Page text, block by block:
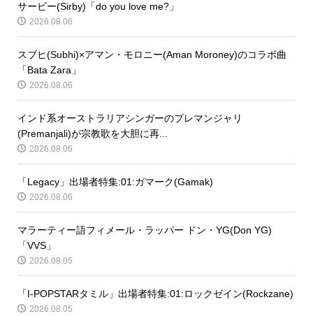
サービー(Sirby)「do you love me?」
2026.08.06
スブヒ(Subhi)×アマン・モロニー(Aman Moroney)のコラボ曲
「Bata Zara」
2026.08.06
インド系オーストラリアシンガーのプレマンジャリ
(Premanjali)が宗教歌を大胆に再...
2026.08.06
「Legacy」出場者特集:01:ガマーク(Gamak)
2026.08.06
マラーティー語フィメール・ラッパー ドン・YG(Don YG)
「VVS」
2026.08.05
「I-POPSTARタミル」出場者特集:01:ロックゼイン(Rockzane)
2026.08.05